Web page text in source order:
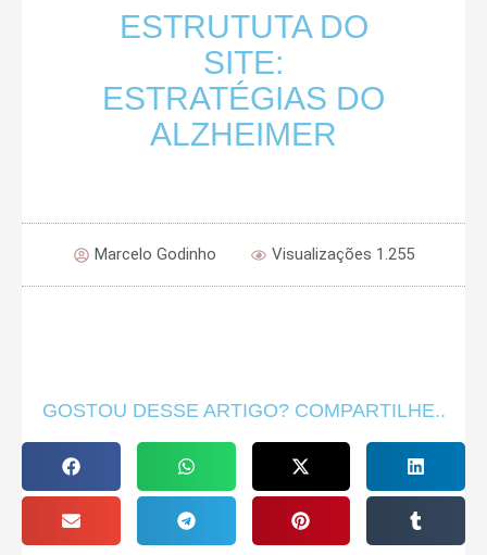
ESTRUTUTA DO
SITE:
ESTRATÉGIAS DO
ALZHEIMER
Marcelo Godinho Visualizações 1.255
GOSTOU DESSE ARTIGO? COMPARTILHE..